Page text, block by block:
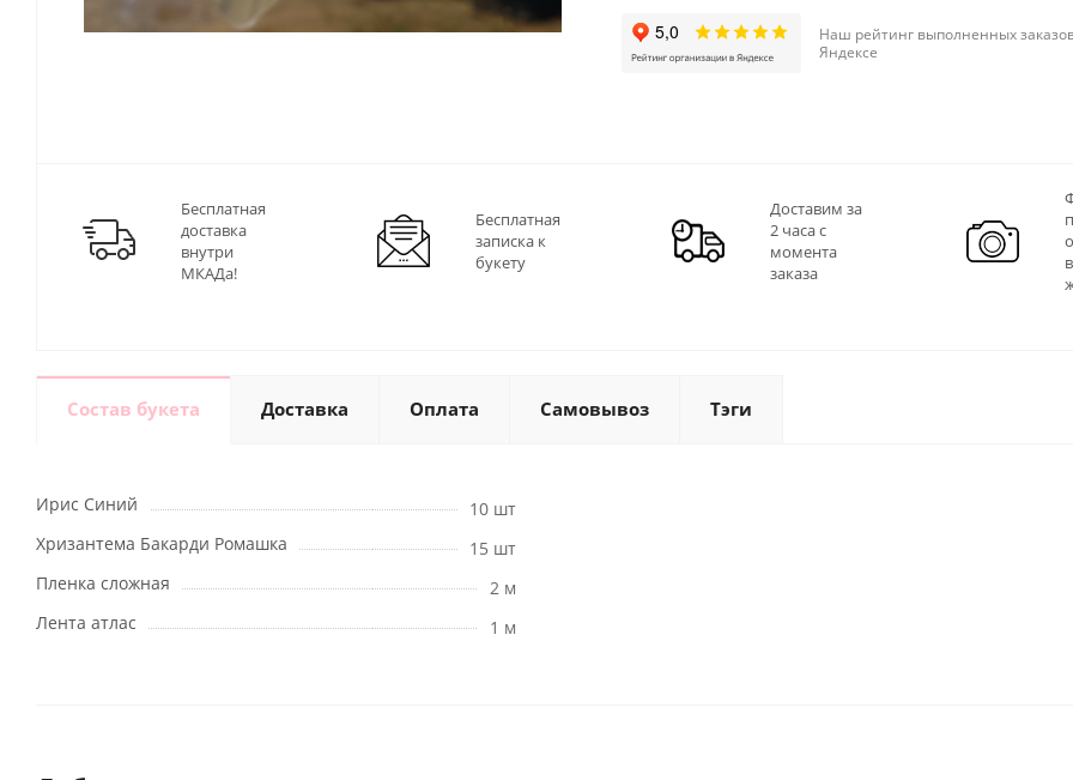
Наш рейтинг выполненных
Яндексе
Бесплатная
доставка
внутри
МКАДа!
Бесплатная
записка к
букету
Доставим за
2 часа с
момента
заказа
Состав букета Доставка Оплата Самовывоз Тэги
Ирис Синий
10 шт
Хризантема Бакарди Ромашка
15 шт
Пленка сложная
2 м
Лента атлас
1 м